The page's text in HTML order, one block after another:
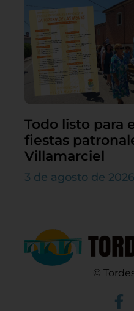
Todo listo para
fiestas
Villamarciel
3 de agosto de 2026
©